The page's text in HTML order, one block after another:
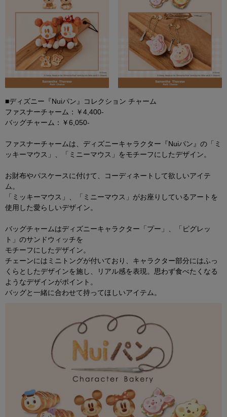
■ディズニー『Nuiパン』コレクション チャーム
ファスナーチャーム：￥4,400-
バッグチャーム：￥6,050-
ファスナーチャームは、ディズニーキャラクター『Nuiパン』の「ミ
ッキーマウス」、「ミニーマウス」をモチーフにしたデザイン。
お財布やパスケースに付けて、コーディネートして欲しいアイテ
ム。
「ミッキーマウス」、「ミニーマウス」がお座りしているアートを
使用した愛らしいデザイン。
バッグチャームはディズニーキャラクター「プー」、「ピグレッ
ト」のサンドウィッチを
モチーフにしたデザイン。
チェーンにはミニトングが付いており、キャラクター部分にはふっ
くらとしたデザインを施し、リアル感を表現。思わず食べたくなる
ようなデザインがポイント。
バッグと一緒に合わせて持ってほしいアイテム。